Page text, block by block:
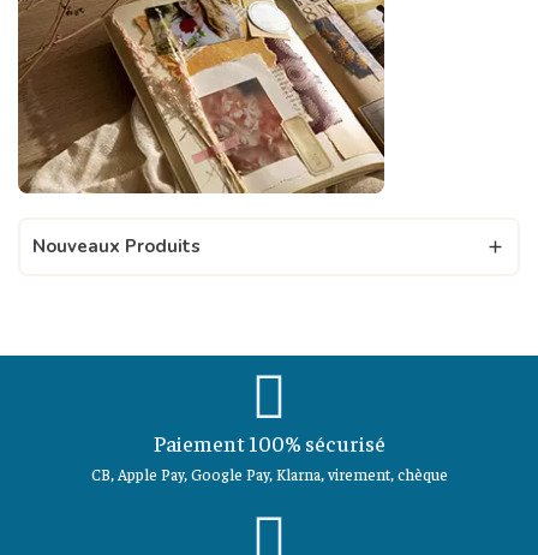
Nouveaux Produits 
Paiement 100% sécurisé
CB, Apple Pay, Google Pay, Klarna, virement, chèque